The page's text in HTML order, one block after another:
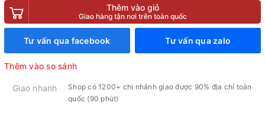
Thêm vào giỏ
Giao hàng tận nơi trên toàn quốc
Tư vấn qua facebook Tư vấn qua zalo
Thêm vào so sánh
Giao nhanh
Shop có 1200+ chi nhánh giao được 90% địa chỉ toàn
quốc (90 phút)